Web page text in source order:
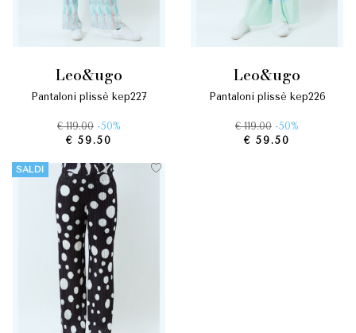
leo&ugo
pantaloni plissè kep227
€ 119.00 -50%
€ 59.50
leo&ugo
pantaloni plissè kep226
€ 119.00 -50%
€ 59.50
SALDI